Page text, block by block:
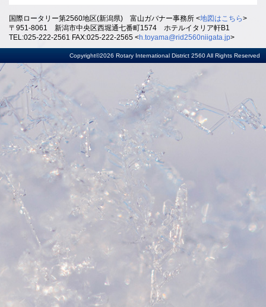
国際ロータリー第2560地区(新潟県) 富山ガバナー事務所 <地図はこちら>
〒951-8061 新潟市中央区西堀通七番町1574 ホテルイタリア軒B1
TEL:025-222-2561 FAX:025-222-2565 <h.toyama@rid2560niigata.jp>
Copyright©2026 Rotary International District 2560 All Rights Reserved